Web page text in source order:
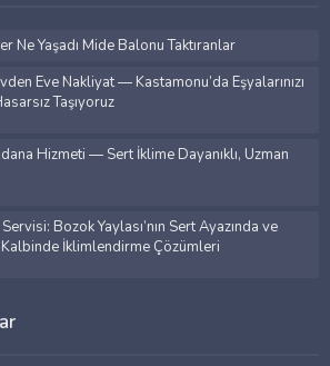
Ne Yaşadı Mide Balonu Taktıranlar
Eve Nakliyat — Kastamonu’da Eşyalarınızı
Taşıyoruz
Hizmeti — Sert İklime Dayanıklı, Uzman
Bozok Yaylası’nın Sert Ayazında ve
İklimlendirme Çözümleri